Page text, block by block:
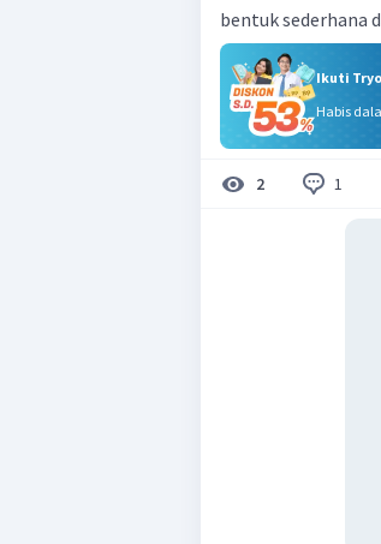
bentuk sederhana
Ikuti
Habis
2 1